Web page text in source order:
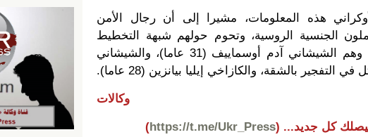
هذه المعلومات، مشيرا إلى أن رجال الأمن
3 أشخاص يحملون الجنسية الروسية، وتحوم حولهم شبهة التخطيط
لاغتيال رئيس وزراء روسيا آنذاك، وهم الشيشاني آدم أوسماييف (31 عاما)، والشيشاني
وكالات
كل جديد... (
https://t.me/Ukr_Press
)